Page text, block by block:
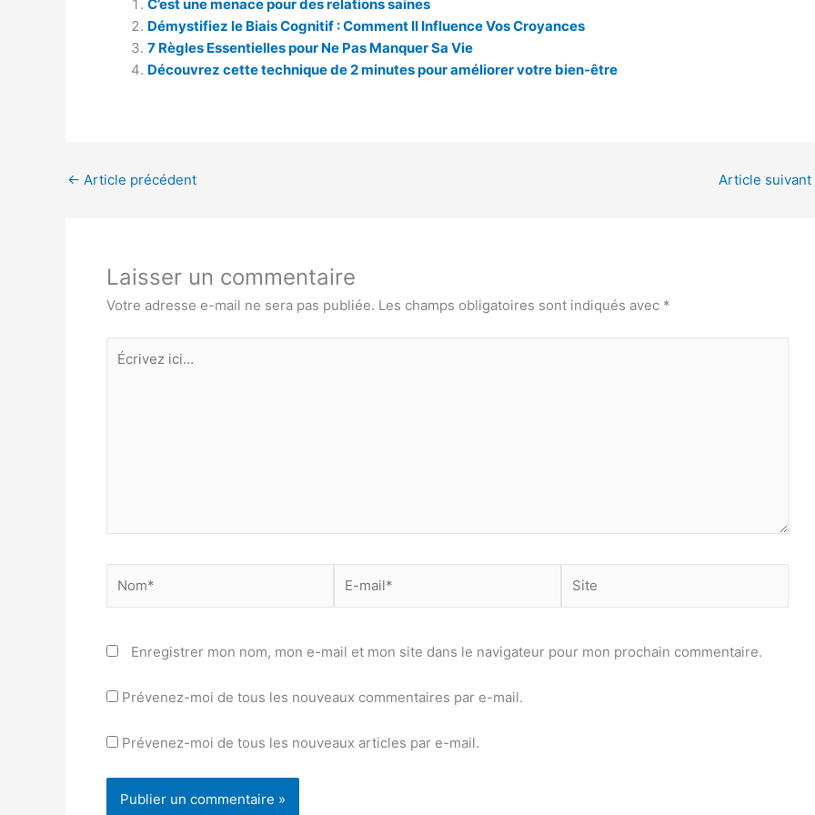
C’est une menace pour des relations saines
Démystifiez le Biais Cognitif : Comment Il Influence Vos Croyances
7 Règles Essentielles pour Ne Pas Manquer Sa Vie
Découvrez cette technique de 2 minutes pour améliorer votre bien-être
← Article précédent Article suivant
Laisser un commentaire
Votre adresse e-mail ne sera pas publiée. Les champs obligatoires sont indiqués avec *
Écrivez
ici…
mail*
Enregistrer mon nom, mon e-mail et mon site dans le navigateur pour mon prochain commentaire.
Prévenez-moi de tous les nouveaux commentaires par e-mail.
Prévenez-moi de tous les nouveaux articles par e-mail.